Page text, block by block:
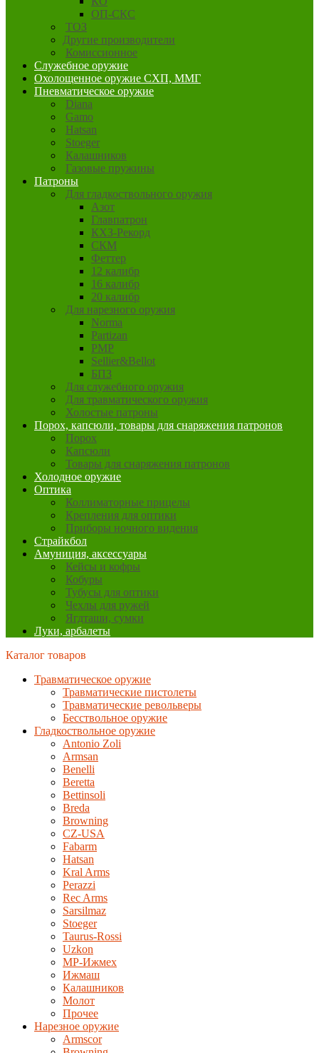
ОП-СКС
ТОЗ
Другие производители
Комиссионное
Служебное оружие
Охолощенное оружие СХП, ММГ
Пневматическое оружие
Diana
Gamo
Hatsan
Stoeger
Калашников
Газовые пружины
Патроны
Для гладкоствольного оружия
Азот
Главпатрон
КХЗ-Рекорд
СКМ
Феттер
12 калибр
16 калибр
20 калибр
Для нарезного оружия
Norma
Partizan
PMP
Sellier&Bellot
БПЗ
Для служебного оружия
Для травматического оружия
Холостые патроны
Порох, капсюли, товары для снаряжения патронов
Порох
Капсюли
Товары для снаряжения патронов
Холодное оружие
Оптика
Коллиматорные прицелы
Крепления для оптики
Приборы ночного видения
Страйкбол
Амуниция, аксессуары
Кейсы и кофры
Кобуры
Тубусы для оптики
Чехлы для ружей
Ягдташи, сумки
Луки, арбалеты
Каталог товаров
Травматическое оружие
Травматические пистолеты
Травматические револьверы
Бесствольное оружие
Гладкоствольное оружие
Antonio Zoli
Armsan
Benelli
Beretta
Bettinsoli
Breda
Browning
CZ-USA
Fabarm
Hatsan
Kral Arms
Perazzi
Rec Arms
Sarsilmaz
Stoeger
Taurus-Rossi
Uzkon
MP-Ижмех
Ижмаш
Калашников
Молот
Прочее
Нарезное оружие
Armscor